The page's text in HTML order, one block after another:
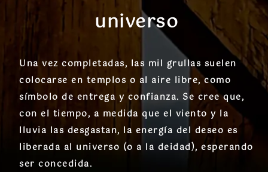
universo
Una vez completadas, las mil grullas suelen
colocarse en templos o al aire libre, como
símbolo de entrega y confianza. Se cree que,
con el tiempo, a medida que el viento y la
lluvia las desgastan, la energía del deseo es
liberada al universo (o a la deidad), esperando
ser concedida.